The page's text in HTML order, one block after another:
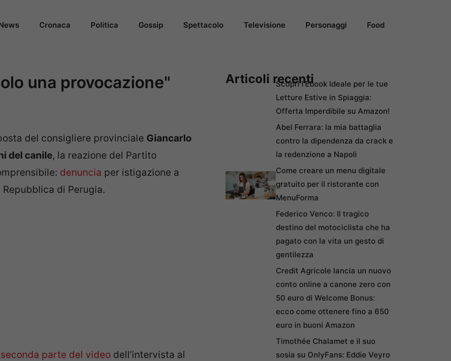
Cronaca Politica Gossip Spettacolo Televisione Personaggi Food
una provocazione"
del consigliere provinciale Giancarlo
del canile, la reazione del Partito
denuncia per istigazione a
di Perugia.
seconda parte del video dell’intervista al
Articoli recentiScopri l’Ebook Ideale per le tue
Letture Estive in Spiaggia:
Offerta Imperdibile su Amazon!
Abel Ferrara: la mia battaglia
contro la dipendenza da crack e
la redenzione a Napoli
Come creare un menu digitale
gratuito per il ristorante con
MenuForma
Federico Venco: Il tragico
destino del motociclista che ha
pagato con la vita un gesto di
gentilezza
Credit Agricole lancia un nuovo
conto online a canone zero con
50 euro di Welcome Bonus:
ecco come ottenere fino a 650
euro in buoni Amazon
Timothée Chalamet e il suo
sosia su OnlyFans: Eddie Veyro